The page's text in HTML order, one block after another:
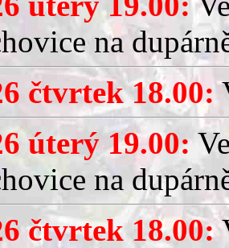
na
čtvrtek 18.00:
úterý 19.00:
na
čtvrtek 18.00: